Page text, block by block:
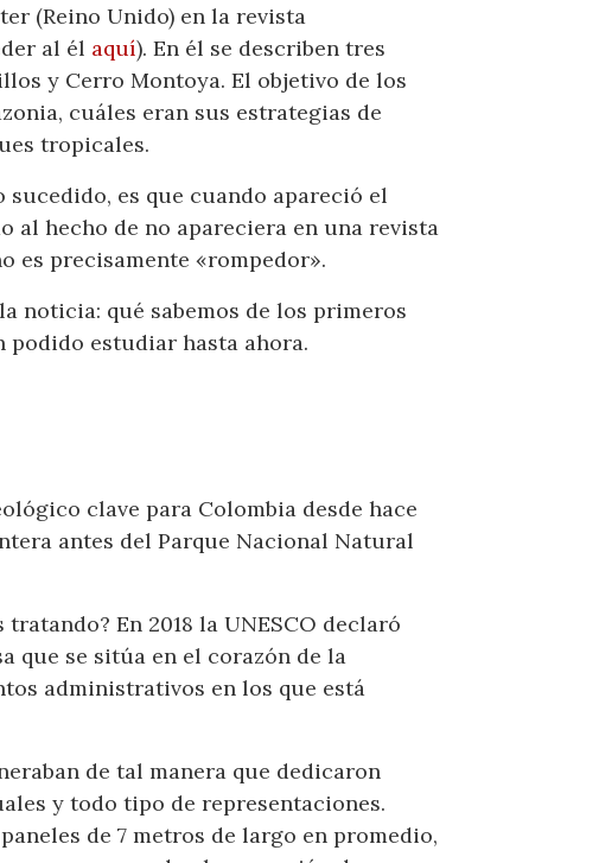
(Reino Unido) en la revista
al él aquí). En él se describen tres
y Cerro Montoya. El objetivo de los
cuáles eran sus estrategias de
tropicales.
es que cuando apareció el
al hecho de no apareciera en una revista
es precisamente «rompedor».
noticia: qué sabemos de los primeros
podido estudiar hasta ahora.
clave para Colombia desde hace
antes del Parque Nacional Natural
En 2018 la UNESCO declaró
que se sitúa en el corazón de la
administrativos en los que está
de tal manera que dedicaron
y todo tipo de representaciones.
de 7 metros de largo en promedio,